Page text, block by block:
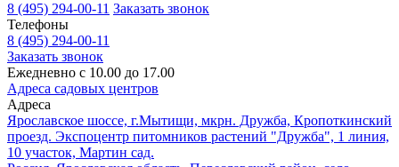
8 (495) 294-00-11 Заказать звонок
Телефоны
8 (495) 294-00-11
Заказать звонок
Ежедневно с 10.00 до 17.00
Адреса садовых центров
Адреса
Ярославское шоссе, г.Мытищи, мкрн. Дружба, Кропоткинский
проезд. Экспоцентр питомников растений "Дружба", 1 линия,
10 участок, Мартин сад.